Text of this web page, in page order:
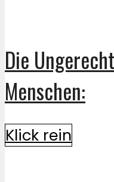
Die
Menschen:
Klick rein